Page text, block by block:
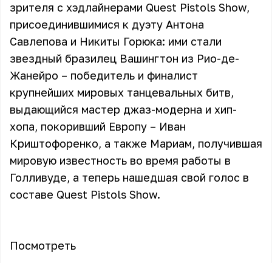
зрителя с хэдлайнерами Quest Pistols Show,
присоединившимися к дуэту Антона
Савлепова и Никиты Горюка: ими стали
звездный бразилец Вашингтон из Рио-де-
Жанейро – победитель и финалист
крупнейших мировых танцевальных битв,
выдающийся мастер джаз-модерна и хип-
хопа, покоривший Европу – Иван
Криштофоренко, а также Мариам, получившая
мировую известность во время работы в
Голливуде, а теперь нашедшая свой голос в
составе Quest Pistols Show.
Посмотреть